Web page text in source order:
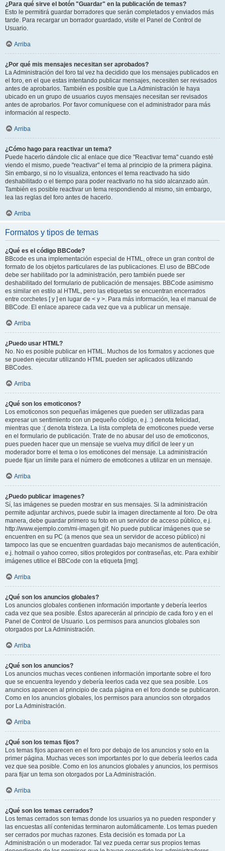
¿Para qué sirve el botón "Guardar" en la publicación de temas?
Esto le permitirá guardar borradores que serán completados y enviados más
tarde. Para recargar un borrador guardado, visite el Panel de Control de
Usuario.
Arriba
¿Por qué mis mensajes necesitan ser aprobados?
La Administración del foro tal vez ha decidido que los mensajes publicados en
el foro, en el que estas intentando publicar mensajes, necesiten ser revisados
antes de aprobarlos. También es posible que La Administración le haya
ubicado en un grupo de usuarios cuyos mensajes necesitan ser revisados
antes de aprobarlos. Por favor comuníquese con el administrador para más
información al respecto.
Arriba
¿Cómo hago para reactivar un tema?
Puede hacerlo dándole clic al enlace que dice "Reactivar tema" cuando esté
viendo el mismo, puede "reactivar" el tema al principio de la primera página.
Sin embargo, si no lo visualiza, entonces el tema reactivado ha sido
deshabilitado o el tiempo para poder reactivarlo no ha sido alcanzado aún.
También es posible reactivar un tema respondiendo al mismo, sin embargo,
lea las reglas del foro antes de hacerlo.
Arriba
Formatos y tipos de temas
¿Qué es el código BBCode?
BBcode es una implementación especial de HTML, ofrece un gran control de
formato de los objetos particulares de las publicaciones. El uso de BBCode
debe ser habilitado por la administración, pero también puede ser
deshabilitado del formulario de publicación de mensajes. BBCode asimismo
es similar en estilo al HTML, pero las etiquetas se encuentran encerrados
entre corchetes [ y ] en lugar de < y >. Para más información, lea el manual de
BBCode. El enlace aparece cada vez que va a publicar un mensaje.
Arriba
¿Puedo usar HTML?
No. No es posible publicar en HTML. Muchos de los formatos y acciones que
se pueden ejecutar utilizando HTML pueden ser aplicados utilizando
BBCodes.
Arriba
¿Qué son los emoticonos?
Los emoticonos son pequeñas imágenes que pueden ser utilizadas para
expresar un sentimiento con un pequeño código, e.j. :) denota felicidad,
mientras que :( denota tristeza. La lista completa de emoticones puede verse
en el formulario de publicación. Trate de no abusar del uso de emoticonos,
pues pueden hacer que un mensaje se vuelva muy difícil de leer y un
moderador borre el tema o los emoticones del mensaje. La administración
puede fijar un límite para el número de emoticones a utilizar en un mensaje.
Arriba
¿Puedo publicar imagenes?
Sí, las imágenes se pueden mostrar en sus mensajes. Si la administración
permite adjuntar archivos, puede subir la imagen directamente al foro. De otra
manera, debe guardar primero su foto en un servidor de acceso público, e.j.
http://www.ejemplo.com/mi-imagen.gif. No puede publicar imágenes que se
encuentren en su PC (a menos que sea un servidor de acceso público) ni
tampoco las que se encuentren guardadas bajo mecanismos de autenticación,
e.j. hotmail o yahoo correo, sitios protegidos por contraseñas, etc. Para exhibir
imágenes utilice el BBCode con la etiqueta [img].
Arriba
¿Qué son los anuncios globales?
Los anuncios globales contienen información importante y debería leerlos
cada vez que sea posible. Éstos aparecerán al principio de cada foro y en el
Panel de Control de Usuario. Los permisos para anuncios globales son
otorgados por La Administración.
Arriba
¿Qué son los anuncios?
Los anuncios muchas veces contienen información importante sobre el foro
que se encuentra leyendo y debería leerlos cada vez que sea posible. Los
anuncios aparecen al principio de cada página en el foro donde se publicaron.
Como en los anuncios globales, los permisos para anuncios son otorgados
por La Administración.
Arriba
¿Qué son los temas fijos?
Los temas fijos aparecen en el foro por debajo de los anuncios y solo en la
primer página. Muchas veces son importantes por lo que debería leerlos cada
vez que sea posible. Como en los anuncios globales y anuncios, los permisos
para fijar un tema son otorgados por La Administración.
Arriba
¿Qué son los temas cerrados?
Los temas cerrados son temas donde los usuarios ya no pueden responder y
las encuestas allí contenidas terminaron automáticamente. Los temas pueden
ser cerrados por muchas razones. Esta decisión es tomada por La
Administración o un moderador. Tal vez pueda cerrar sus propios temas